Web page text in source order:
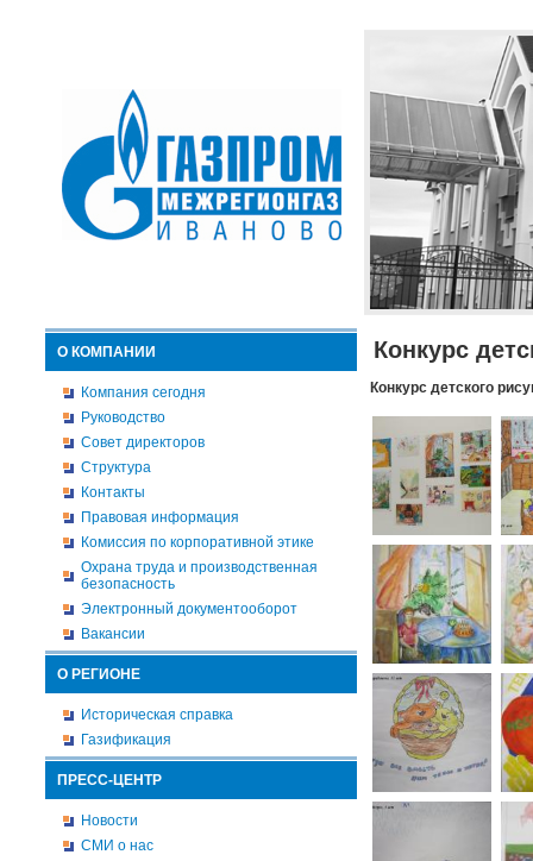
О КОМПАНИИ
Компания сегодня
Руководство
Совет директоров
Структура
Контакты
Правовая информация
Комиссия по корпоративной этике
Охрана труда и производственная
безопасность
Электронный документооборот
Вакансии
О РЕГИОНЕ
Историческая справка
Газификация
ПРЕСС-ЦЕНТР
Новости
СМИ о нас
Конкурс
Конкурс детского